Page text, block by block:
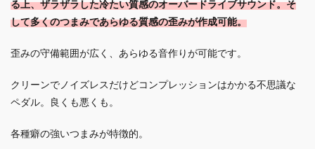
る上、ザラザラした冷たい質感のオーバードライブサウンド。そ
して多くのつまみであらゆる質感の歪みが作成可能。
歪みの守備範囲が広く、あらゆる音作りが可能です。
クリーンでノイズレスだけどコンプレッションはかかる不思議な
ペダル。良くも悪くも。
各種癖の強いつまみが特徴的。